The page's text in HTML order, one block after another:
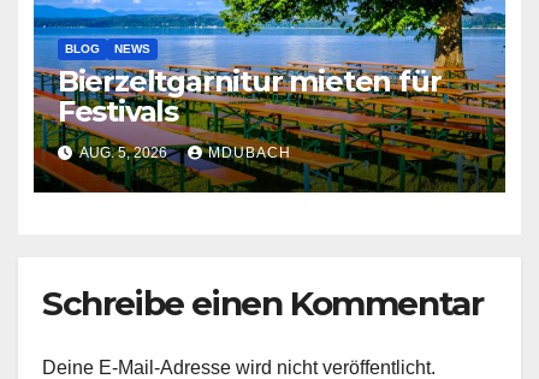
BLOG NEWS
Bierzeltgarnitur mieten für
Festivals
AUG. 5, 2026 MDUBACH
Schreibe einen Kommentar
Deine E-Mail-Adresse wird nicht veröffentlicht.